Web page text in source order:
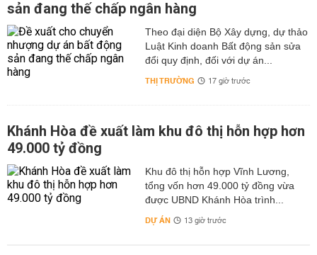
sản đang thế chấp ngân hàng
Theo đại diện Bộ Xây dựng, dự thảo
Luật Kinh doanh Bất động sản sửa
đổi quy định, đối với dự án...
THỊ TRƯỜNG 17 giờ trước
Khánh Hòa đề xuất làm khu đô thị hỗn hợp hơn
49.000 tỷ đồng
Khu đô thị hỗn hợp Vĩnh Lương,
tổng vốn hơn 49.000 tỷ đồng vừa
được UBND Khánh Hòa trình...
DỰ ÁN 13 giờ trước